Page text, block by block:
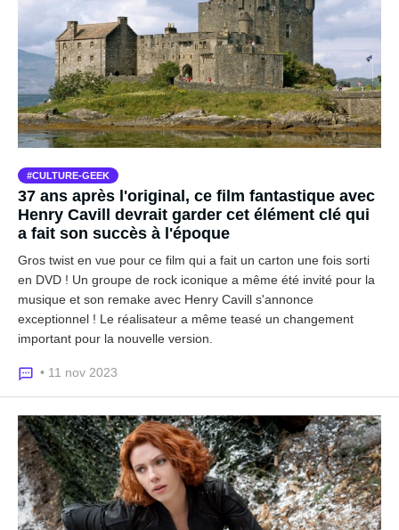
CULTURE-GEEK
37 ans après l'original, ce film fantastique avec
Henry Cavill devrait garder cet élément clé qui
a fait son succès à l'époque
Gros twist en vue pour ce film qui a fait un carton une fois sorti
en DVD ! Un groupe de rock iconique a même été invité pour la
musique et son remake avec Henry Cavill s'annonce
exceptionnel ! Le réalisateur a même teasé un changement
important pour la nouvelle version.
• 11 nov 2023